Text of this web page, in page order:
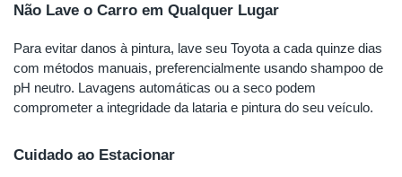
Não Lave o Carro em Qualquer Lugar
Para evitar danos à pintura, lave seu Toyota a cada quinze dias
com métodos manuais, preferencialmente usando shampoo de
pH neutro. Lavagens automáticas ou a seco podem
comprometer a integridade da lataria e pintura do seu veículo.
Cuidado ao Estacionar